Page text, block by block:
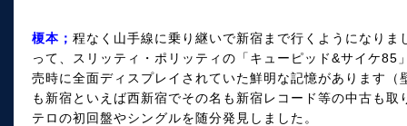
榎本； 程なく山手線に乗り継いで新宿まで行くようになり
って、スリッティ・ポリッティの「キューピッド&サイケ85
売時に全面ディスプレイされていた鮮明な記憶があります
も新宿といえば西新宿でその名も新宿レコード等の中古も
テロの初回盤やシングルを随分発見しました。